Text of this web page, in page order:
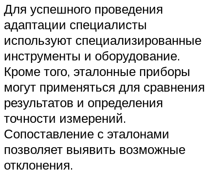
Для успешного проведения
адаптации специалисты
используют специализированные
инструменты и оборудование.
Кроме того, эталонные приборы
могут применяться для сравнения
результатов и определения
точности измерений.
Сопоставление с эталонами
позволяет выявить возможные
отклонения.